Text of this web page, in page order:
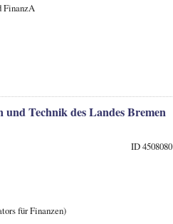
FinanzA
und Technik des Landes Bremen
ID 4508080
für Finanzen)